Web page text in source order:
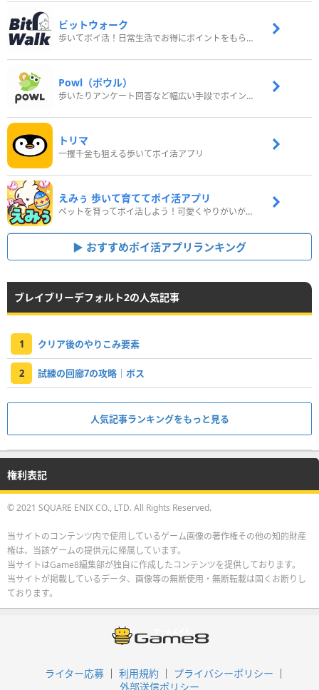
ビットウォーク
歩いてポイ活！日常生活でお得にポイントをもらおう
Powl（ポウル）
歩いたりアンケート回答など幅広い手段でポイントをゲット
トリマ
一攫千金も狙える歩いてポイ活アプリ
えみぅ 歩いて育ててポイ活アプリ
ペットを育ってポイ活しよう！可愛くやりがいがある新感覚アプリ
おすすめポイ活アプリランキング
ブレイブリーデフォルト2の人気記事
1 クリア後のやりこみ要素
2 試練の回廊7の攻略｜ボス
人気記事ランキングをもっと見る
権利表記
© 2021 SQUARE ENIX CO., LTD. All Rights Reserved.
当サイトのコンテンツ内で使用しているゲーム画像の著作権その他の知的財産
権は、当該ゲームの提供元に帰属しています。
当サイトはGame8編集部が独自に作成したコンテンツを提供しております。
当サイトが掲載しているデータ、画像等の無断使用・無断転載は固くお断りし
ております。
ライター応募 利用規約
プライバシーポリシー
外部送信ポリシー